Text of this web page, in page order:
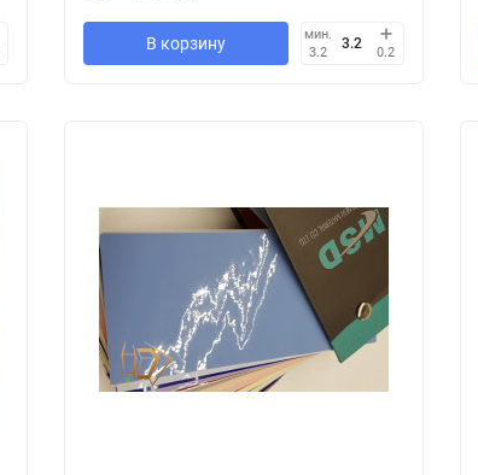
В корзину
мин.
3.2
0.2